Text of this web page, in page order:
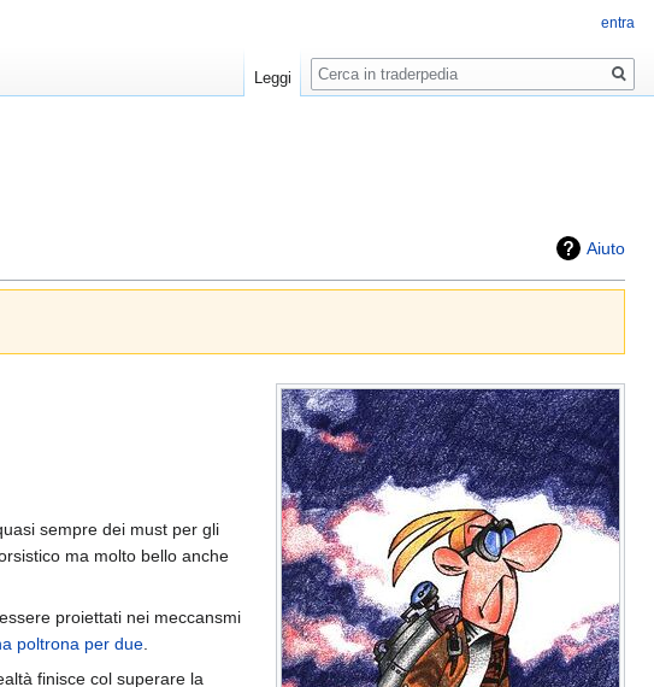
Aiuto
sempre dei must per gli
ma molto bello anche
proiettati nei meccansmi
poltrona per due
finisce col superare la
entra
Leggi
Ricerca